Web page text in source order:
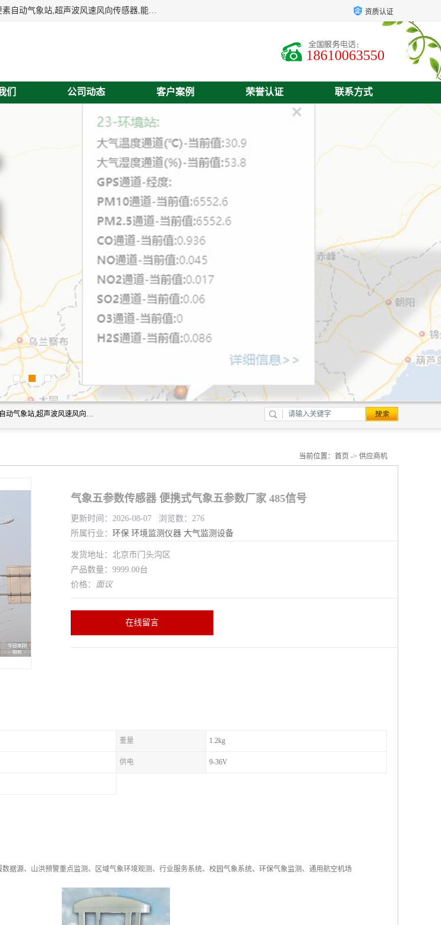
富奥通科技主营：气象五参数,气象六要素,微型自动气象站,网格化空气质量监测仪,六要素自动气象站,超声波风速风向传感器,能见度仪,大气微型站,交通自动气象站,高速路面结冰监测,路面状况传感器等。 资质认证
18610063550
们 公司动态 客户案例 荣誉认证 联系方式
富奥通科技主营：气象五参数,气象六要素,微型自动气象站,网格化空气质量监测仪,六要素自动气象站,超声波风速风向传感器,能见度仪,大气微型站,交通自动气象站,高速路面结冰监测,路面状况传感器等。
当前位置： 首页 -> 供应商机
气象五参数传感器 便携式气象五参数厂家 485信号
更新时间：2026-08-07 浏览数：276
所属行业： 环保 环境监测仪器 大气监测设备
发货地址：北京市门头沟区
产品数量：9999.00台
价格： 面议
在线留言
重量 1.2kg
供电 9-36V
据源、山洪预警重点监测、区域气象环境观测、行业服务系统、校园气象系统、环保气象监测、通用航空机场